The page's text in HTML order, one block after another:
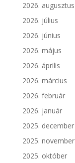
2026. augusztus
2026. július
2026. június
2026. május
2026. április
2026. március
2026. február
2026. január
2025. december
2025. november
2025. október